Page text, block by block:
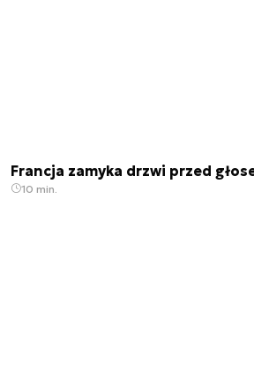
Francja zamyka drzwi przed
10 min.